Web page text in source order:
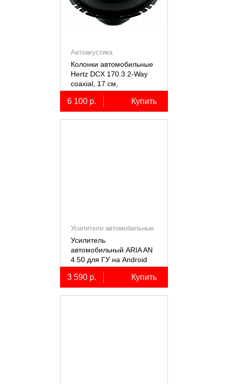
Автоакустика
Колонки автомобильные
Hertz DCX 170.3 2-Way
coaxial, 17 см,
коаксиальные
двухполосные, 2 шт.
6 100 р. Купить
Усилители автомобильные
Усилитель
автомобильный ARIA AN
4.50 для ГУ на Android
3 590 р. Купить